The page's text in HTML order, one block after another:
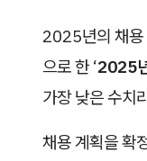
2025년의 채용
으로 한 ‘2025
가장 낮은 수치
채용 계획을 확